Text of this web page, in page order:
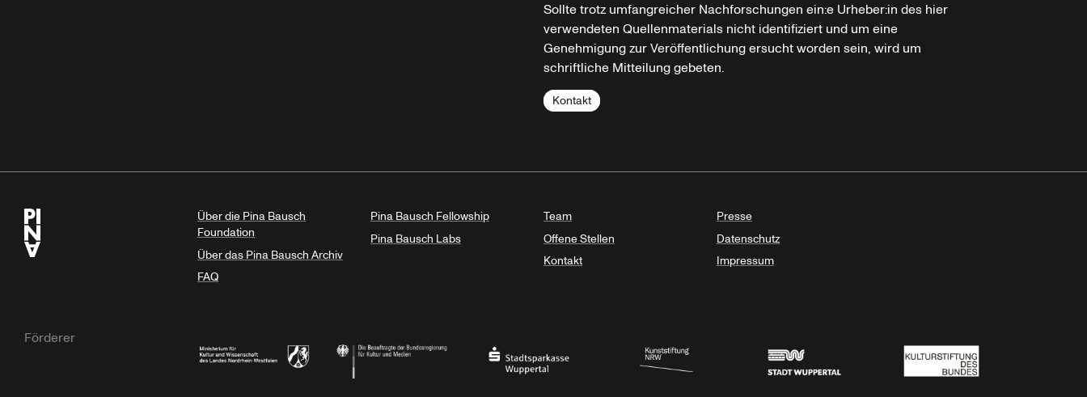
Sollte trotz umfangreicher Nachforschungen ein:e Urheber:in des hier
verwendeten Quellenmaterials nicht identifiziert und um eine
Genehmigung zur Veröffentlichung ersucht worden sein, wird um
schriftliche Mitteilung gebeten.
Kontakt
Über die Pina Bausch
Foundation
Über das Pina Bausch Archiv
FAQ
Pina Bausch Fellowship
Pina Bausch Labs
Team
Offene Stellen
Kontakt
Presse
Datenschutz
Impressum
Förderer